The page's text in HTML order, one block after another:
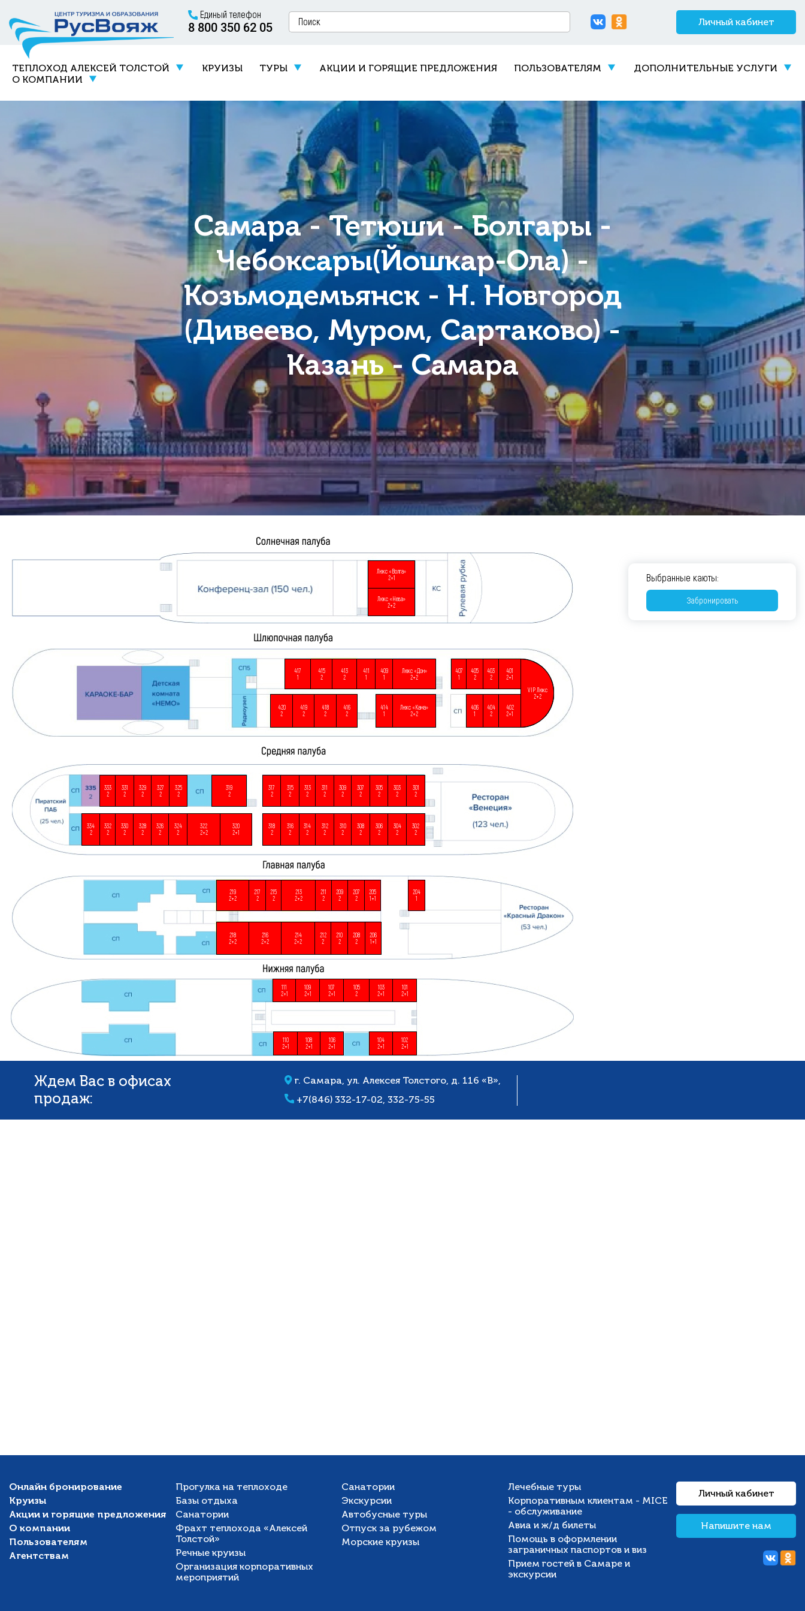
Единый телефон
8 800 350 62 05 Личный кабинет
ТЕПЛОХОД АЛЕКСЕЙ ТОЛСТОЙ КРУИЗЫ ТУРЫ АКЦИИ И ГОРЯЩИЕ ПРЕДЛОЖЕНИЯ ПОЛЬЗОВАТЕЛЯМ
ДОПОЛНИТЕЛЬНЫЕ УСЛУГИ
О КОМПАНИИ
Самара - Тетюши - Болгары -
Чебоксары(Йошкар-Ола) -
Козьмодемьянск - Н. Новгород
(Дивеево, Муром, Сартаково) -
Казань - Самара
Люкс «Волга»
2+1
Люкс «Нева»
2+2
417
1
415
2
413
2
411
1
409
1
Люкс «Дон»
2+2
407
1
405
2
403
2
401
2+1
420
2
419
2
418
2
416
2
414
1
Люкс «Кама»
2+2
406
1
404
2
402
2+1
VIP Люкс
2+2
333
2
331
2
329
2
327
2
325
2
319
2
317
2
315
2
313
2
311
2
309
2
307
2
305
2
303
2
301
2
334
2
332
2
330
2
328
2
326
2
324
2
322
2+2
320
2+1
318
2
316
2
314
2
312
2
310
2
308
2
306
2
304
2
302
2
219
2+2
217
2
215
2
213
2+2
211
2
209
2
207
2
205
1+1
204
1
218
2+2
216
2+2
214
2+2
212
2
210
2
208
2
206
1+1
111
2+1
109
2+1
107
2+1
105
2
103
2+1
101
2+1
110
2+1
108
2+1
106
2+1
104
2+1
102
2+1
Выбранные каюты:
Забронировать
Ждем Вас в офисах
продаж:
г. Самара, ул. Алексея Толстого, д. 116 «В»,
+7(846) 332-17-02, 332-75-55
Онлайн бронирование
Круизы
Акции и горящие предложения
О компании
Пользователям
Агентствам
Прогулка на теплоходе
Базы отдыха
Санатории
Фрахт теплохода «Алексей
Толстой»
Речные круизы
Организация корпоративных
мероприятий
Санатории
Экскурсии
Автобусные туры
Отпуск за рубежом
Морские круизы
Лечебные туры
Корпоративным клиентам - MICE
- обслуживание
Авиа и ж/д билеты
Помощь в оформлении
заграничных паспортов и виз
Прием гостей в Самаре и
экскурсии
Личный кабинет
Напишите нам